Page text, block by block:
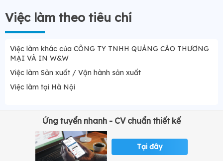
Việc làm theo tiêu chí
Việc làm khác của CÔNG TY TNHH QUẢNG CÁO THƯƠNG
MẠI VÀ IN W&W
Việc làm Sản xuất / Vận hành sản xuất
Việc làm tại Hà Nội
Ứng tuyển nhanh - CV chuẩn thiết kế
Tại đây